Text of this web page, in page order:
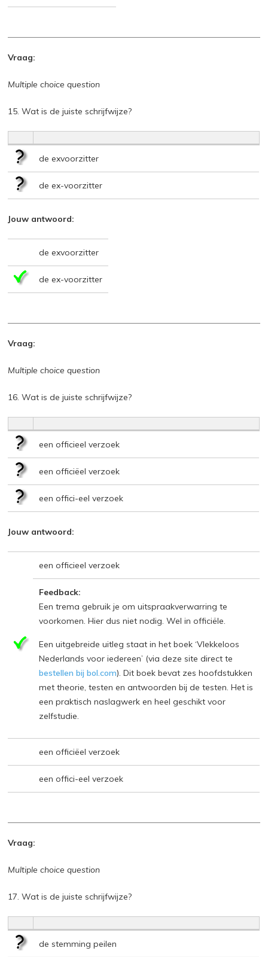
Vraag:
Multiple choice question
15. Wat is de juiste schrijfwijze?
de exvoorzitter
de ex-voorzitter
Jouw antwoord:
de exvoorzitter
de ex-voorzitter
Vraag:
Multiple choice question
16. Wat is de juiste schrijfwijze?
een officieel verzoek
een officiëel verzoek
een offici-eel verzoek
Jouw antwoord:
een officieel verzoek
Feedback:
Een trema gebruik je om uitspraakverwarring te
voorkomen. Hier dus niet nodig. Wel in officiële.
Een uitgebreide uitleg staat in het boek ‘Vlekkeloos
Nederlands voor iedereen’ (via deze site direct te
bestellen bij bol.com). Dit boek bevat zes hoofdstukken
met theorie, testen en antwoorden bij de testen. Het is
een praktisch naslagwerk en heel geschikt voor
zelfstudie.
een officiëel verzoek
een offici-eel verzoek
Vraag:
Multiple choice question
17. Wat is de juiste schrijfwijze?
de stemming peilen